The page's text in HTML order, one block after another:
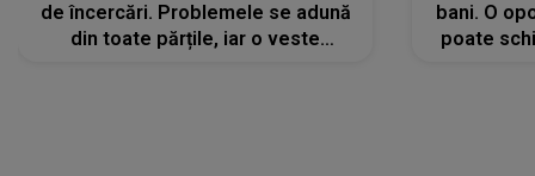
de încercări. Problemele se adună
din toate părțile, iar o veste
bani. O
poate